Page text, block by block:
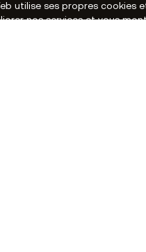
utilise ses propres cookies
nos services et vous